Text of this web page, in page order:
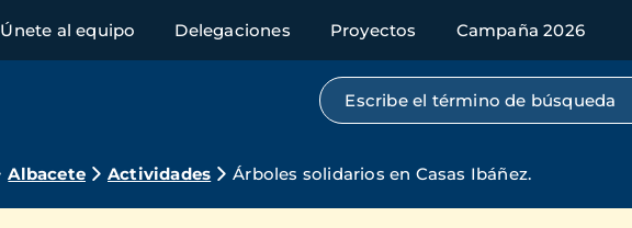
Únete al equipo Delegaciones Proyectos Campaña 2026
Búsqueda por texto completo
Albacete Actividades Árboles solidarios en Casas Ibáñez.